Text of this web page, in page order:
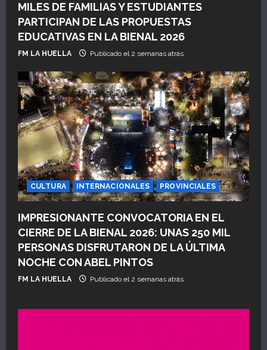
MILES DE FAMILIAS Y ESTUDIANTES
PARTICIPAN DE LAS PROPUESTAS
EDUCATIVAS EN LA BIENAL 2026
FM LA HUELLA Publicado el 2 semanas atrás
CULTURA INTERNACIONALES PROVINCIALES
IMPRESIONANTE CONVOCATORIA EN EL
CIERRE DE LA BIENAL 2026: UNAS 250 MIL
PERSONAS DISFRUTARON DE LA ÚLTIMA
NOCHE CON ABEL PINTOS
FM LA HUELLA Publicado el 2 semanas atrás